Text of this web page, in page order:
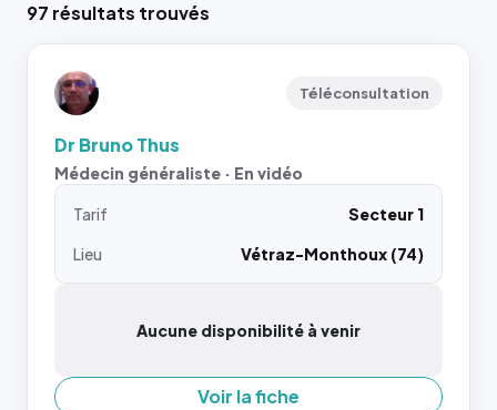
97 résultats trouvés
Téléconsultation
Dr Bruno Thus
Médecin généraliste · En vidéo
Tarif
Secteur 1
Lieu
Vétraz-Monthoux (74)
Aucune disponibilité à venir
Voir la fiche